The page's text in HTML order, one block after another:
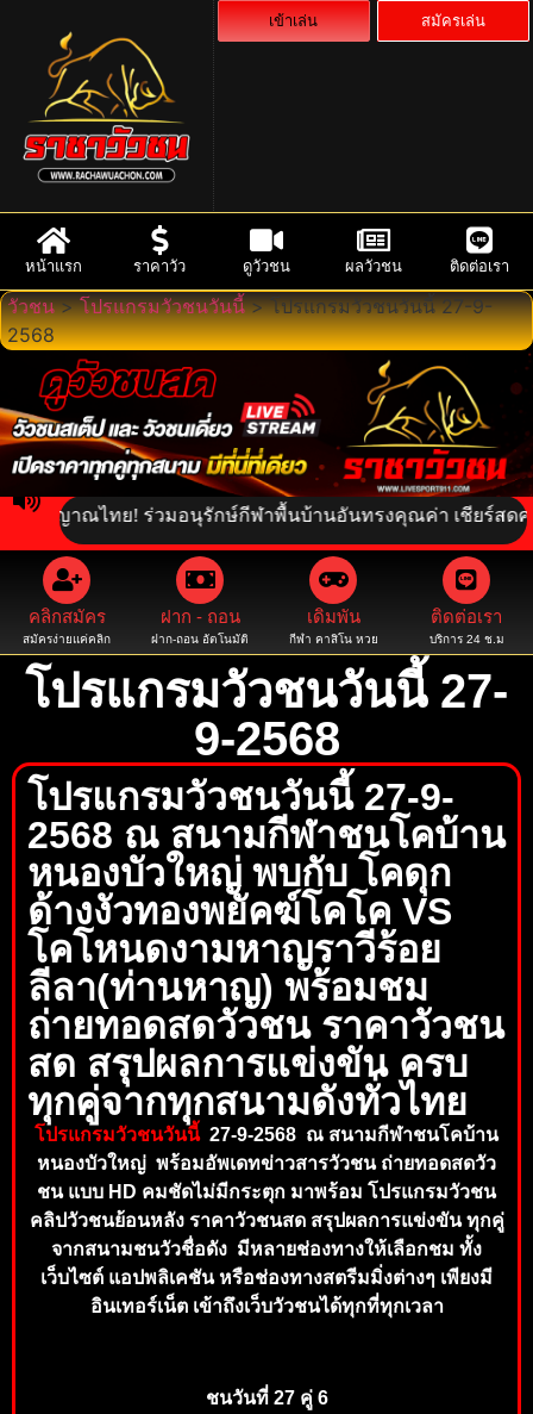
เข้าเล่น สมัครเล่น
หน้าแรก ราคาวัว ดูวัวชน ผลวัวชน ติดต่อเรา
วัวชน>โปรแกรมวัวชนวันนี้>โปรแกรมวัวชนวันนี้ 27-9-
2568
ณไทย! ร่วมอนุรักษ์กีฬาพื้นบ้านอันทรงคุณค่า เชียร์สดความเร้า
คลิกสมัคร
สมัครง่ายแค่คลิก
ฝาก - ถอน
ฝาก-ถอน อัตโนมัติ
เดิมพัน
กีฬา คาสิโน หวย
ติดต่อเรา
บริการ 24 ช.ม
โปรแกรมวัวชนวันนี้ 27-
9-2568
โปรแกรมวัวชนวันนี้ 27-9-
2568 ณ สนามกีฬาชนโคบ้าน
หนองบัวใหญ่ พบกับ โคดุก
ด้างงัวทองพยัคฆ์โคโค VS
โคโหนดงามหาญราวีร้อย
ลีลา(ท่านหาญ) พร้อมชม
ถ่ายทอดสดวัวชน ราคาวัวชน
สด สรุปผลการแข่งขัน ครบ
ทุกคู่จากทุกสนามดังทั่วไทย
โปรแกรมวัวชนวันนี้27-9-2568 ณ สนามกีฬาชนโคบ้าน
หนองบัวใหญ่ พร้อมอัพเดทข่าวสารวัวชน ถ่ายทอดสดวัว
ชน แบบ HD คมชัดไม่มีกระตุก มาพร้อม โปรแกรมวัวชน
คลิปวัวชนย้อนหลัง ราคาวัวชนสด สรุปผลการแข่งขัน ทุกคู่
จากสนามชนวัวชื่อดัง มีหลายช่องทางให้เลือกชม ทั้ง
เว็บไซต์ แอปพลิเคชัน หรือช่องทางสตรีมมิ่งต่างๆ เพียงมี
อินเทอร์เน็ต เข้าถึงเว็บวัวชนได้ทุกที่ทุกเวลา
ชนวันที่ 27 คู่ 6